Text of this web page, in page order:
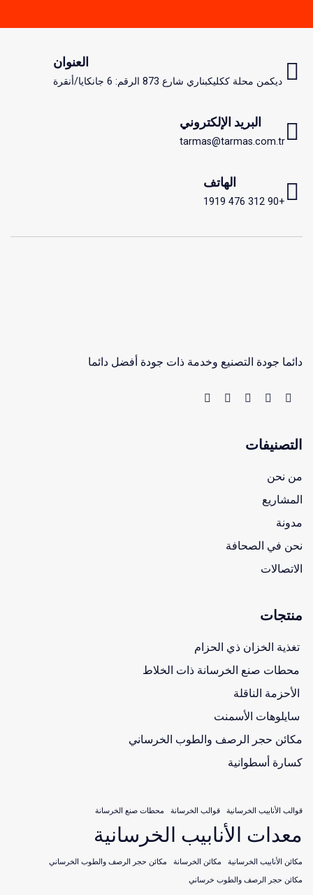
العنوان
ديكمن محلة ككليكبناري شارع 873 الرقم: 6 جانكايا/أنقرة
البريد الإلكتروني
tarmas@tarmas.com.tr
الهاتف
+90 312 476 1919
دائما جودة التصنيع وخدمة ذات جودة أفضل دائما
التصنيفات
من نحن
المشاريع
مدونة
نحن في الصحافة
الاتصالات
منتجات
تغذية الخزان ذي الحزام
محطات صنع الخرسانة ذات الخلاط
الأحزمة الناقلة
سايلوهات الأسمنت
مكائن حجر الرصف والطوب الخرساني
كسارة أسطوانية
قوالب الأنابيب الخرسانية قوالب الخرسانة محطات صنع الخرسانة
معدات الأنابيب الخرسانية
مكائن الأنابيب الخرسانية مكائن الخرسانة
مكائن حجر الرصف والطوب الخرساني
مكائن حجر الرصف والطوب خرساني